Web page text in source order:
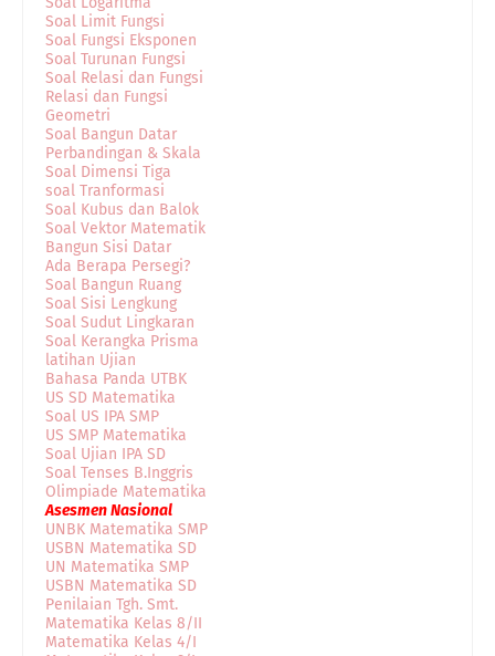
Soal Limit Fungsi
Soal Fungsi Eksponen
Soal Turunan Fungsi
Soal Relasi dan Fungsi
Relasi dan Fungsi
Geometri
Soal Bangun Datar
Perbandingan & Skala
Soal Dimensi Tiga
soal Tranformasi
Soal Kubus dan Balok
Soal Vektor Matematik
Bangun Sisi Datar
Ada Berapa Persegi?
Soal Bangun Ruang
Soal Sisi Lengkung
Soal Sudut Lingkaran
Soal Kerangka Prisma
latihan Ujian
Bahasa Panda UTBK
US SD Matematika
Soal US IPA SMP
US SMP Matematika
Soal Ujian IPA SD
Soal Tenses B.Inggris
Olimpiade Matematika
Asesmen Nasional
UNBK Matematika SMP
USBN Matematika SD
UN Matematika SMP
USBN Matematika SD
Penilaian Tgh. Smt.
Matematika Kelas 8/II
Matematika Kelas 4/I